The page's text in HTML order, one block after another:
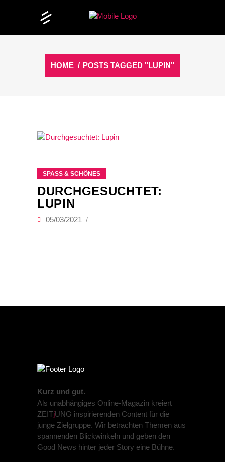
HOME / POSTS TAGGED "LUPIN"
SPASS & SCHÖNES
DURCHGESUCHTET:
LUPIN
05/03/2021
Kurz und gut.
Als unabhängiges Online-Magazin kreiert
ZEITjUNG inspirierenden Content für die
junge Zielgruppe. Wir betrachten Themen aus
spannenden Blickwinkeln und geben den
Good News hinter jeder Story eine Bühne.